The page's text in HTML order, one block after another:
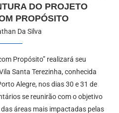
DO PROJETO
PROPÓSITO
Da Silva
Propósito” realizará seu
Santa Terezinha, conhecida
Alegre, nos dias 30 e 31 de
se reunirão com o objetivo
áreas mais impactadas pelas